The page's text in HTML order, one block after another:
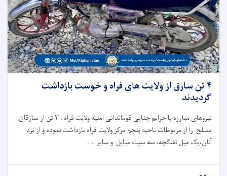
۴ تن سارق از ولایت های فراه و خوست بازداشت
گردیدند
نیروهای مبارزه با جرایم جنایی قوماندانی امنیه ولایت فراه ، ۳ تن از سارقان
مسلح را از مربوطات ناحیه پنجم مرکز ولایت فراه بازداشت نموده و از نزد
آنان،یک میل تفنگچه، سه سیت مبایل و سایر. . .